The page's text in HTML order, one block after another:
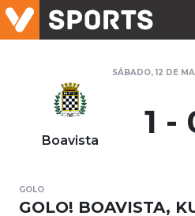
SÁBADO, 12 DE
Boavista 1 -
GOLO
GOLO! BOAVISTA,